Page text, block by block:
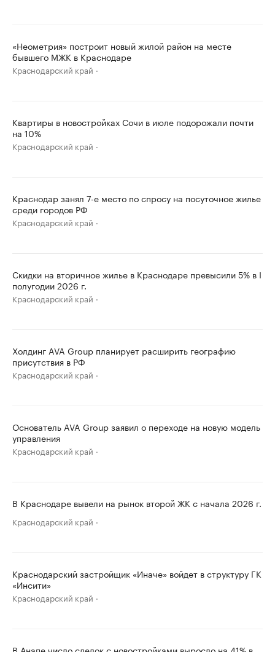
«Неометрия» построит новый жилой район на месте
бывшего МЖК в Краснодаре
Краснодарский край
Квартиры в новостройках Сочи в июле подорожали почти
на 10%
Краснодарский край
Краснодар занял 7-е место по спросу на посуточное жилье
среди городов РФ
Краснодарский край
Скидки на вторичное жилье в Краснодаре превысили 5% в I
полугодии 2026 г.
Краснодарский край
Холдинг AVA Group планирует расширить географию
присутствия в РФ
Краснодарский край
Основатель AVA Group заявил о переходе на новую модель
управления
Краснодарский край
В Краснодаре вывели на рынок второй ЖК с начала 2026 г.
Краснодарский край
Краснодарский застройщик «Иначе» войдет в структуру ГК
«Инсити»
Краснодарский край